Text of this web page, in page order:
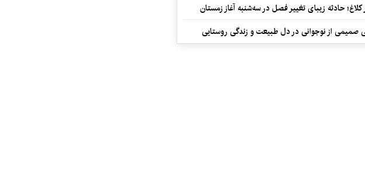
کلاغ؛ حادثه زیبای تغییر فصل در سه‌شنبه آغاز زمستان
صمیمی از نوجوانی در دل طبیعت و زندگی روستایی